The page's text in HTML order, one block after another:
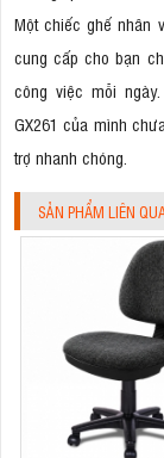
Một chiếc ghế nhân
cung cấp cho bạn
công việc mỗi
GX261 của mình
trợ nhanh chóng.
SẢN PHẨM LIÊN